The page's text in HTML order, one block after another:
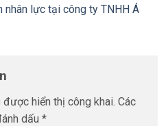
nhân lực tại công ty TNHH Á
hiển thị công khai. Các
dấu *